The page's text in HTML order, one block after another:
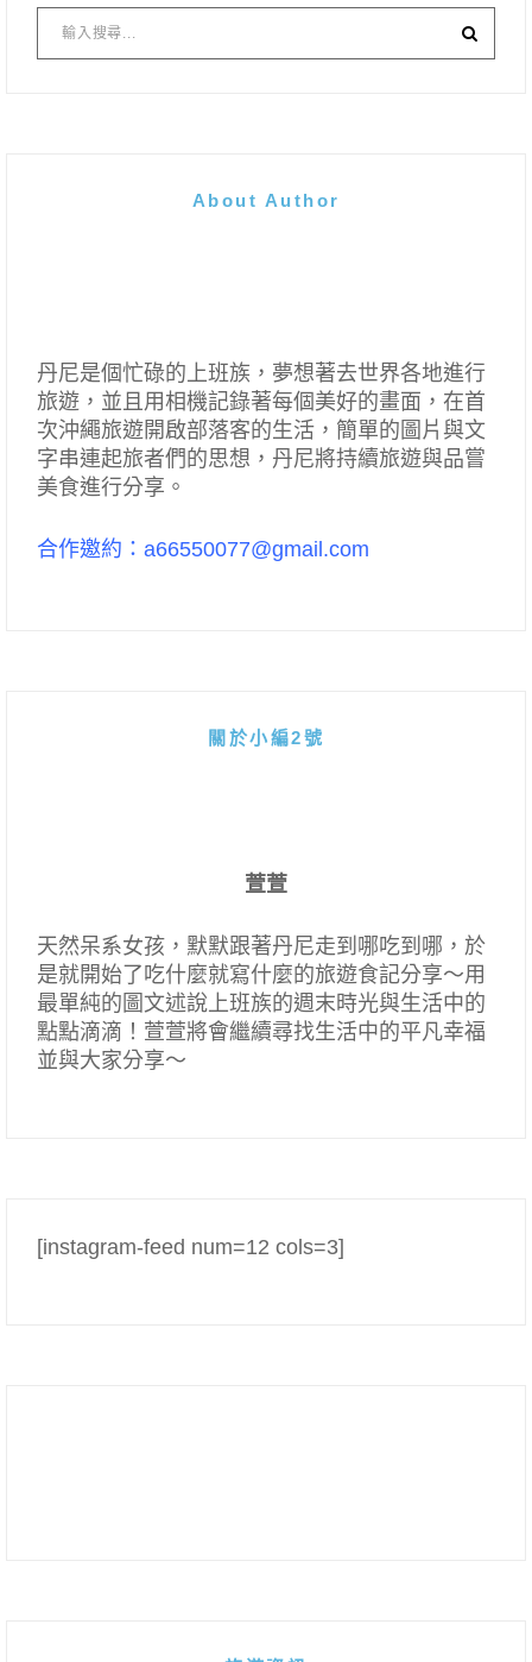
About Author
丹尼是個忙碌的上班族，夢想著去世界各地進行
旅遊，並且用相機記錄著每個美好的畫面，在首
次沖繩旅遊開啟部落客的生活，簡單的圖片與文
字串連起旅者們的思想，丹尼將持續旅遊與品嘗
美食進行分享。
合作邀約：a66550077@gmail.com
關於小編2號
萱萱
天然呆系女孩，默默跟著丹尼走到哪吃到哪，於
是就開始了吃什麼就寫什麼的旅遊食記分享～用
最單純的圖文述說上班族的週末時光與生活中的
點點滴滴！萱萱將會繼續尋找生活中的平凡幸福
並與大家分享～
[instagram-feed num=12 cols=3]